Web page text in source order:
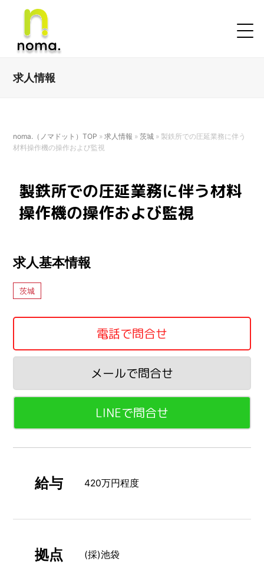
求人情報
noma.（ノマドット）TOP »求人情報 »茨城 »製鉄所での圧延業務に伴う
材料操作機の操作および監視
製鉄所での圧延業務に伴う材料
操作機の操作および監視
求人基本情報
茨城
電話で問合せ
メールで問合せ
LINEで問合せ
給与 420万円程度
拠点 (採)池袋